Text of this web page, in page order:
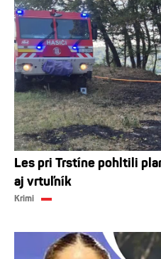
Les pri Trstíne pohltili
aj vrtuľník
Krimi